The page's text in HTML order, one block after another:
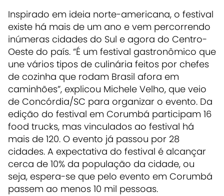
Inspirado em ideia norte-americana, o festival
existe há mais de um ano e vem percorrendo
inúmeras cidades do Sul e agora do Centro-
Oeste do país. “É um festival gastronômico que
une vários tipos de culinária feitos por chefes
de cozinha que rodam Brasil afora em
caminhões”, explicou Michele Velho, que veio
de Concórdia/SC para organizar o evento. Da
edição do festival em Corumbá participam 16
food trucks, mas vinculados ao festival há
mais de 120. O evento já passou por 28
cidades. A expectativa do festival é alcançar
cerca de 10% da população da cidade, ou
seja, espera-se que pelo evento em Corumbá
passem ao menos 10 mil pessoas.